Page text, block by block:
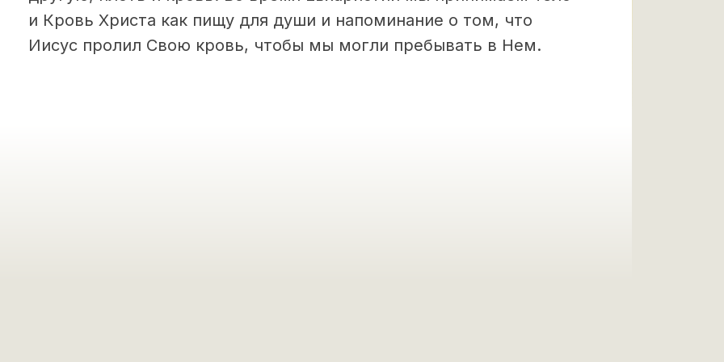
и Кровь Христа как пищу для души и напоминание о том, что
Иисус пролил Свою кровь, чтобы мы могли пребывать в Нем.